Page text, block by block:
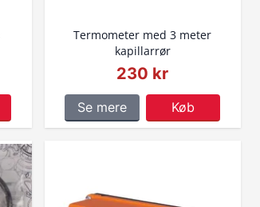
Termometer med 3 meter
kapillarrør
230 kr
Se mere Køb